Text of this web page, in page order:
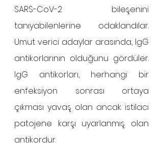
SARS-CoV-2 bileşenini
tanıyabilenlerine odaklandılar.
Umut verici adaylar arasında, IgG
antikorlarının olduğunu gördüler.
IgG antikorları, herhangi bir
enfeksiyon sonrası ortaya
çıkması yavaş olan ancak istilacı
patojene karşı uyarlanmış olan
antikordur.